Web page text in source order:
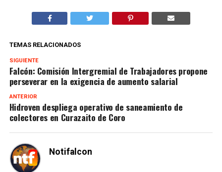
TEMAS RELACIONADOS
SIGUIENTE
Falcón: Comisión Intergremial de Trabajadores propone
perseverar en la exigencia de aumento salarial
ANTERIOR
Hidroven despliega operativo de saneamiento de
colectores en Curazaito de Coro
Notifalcon